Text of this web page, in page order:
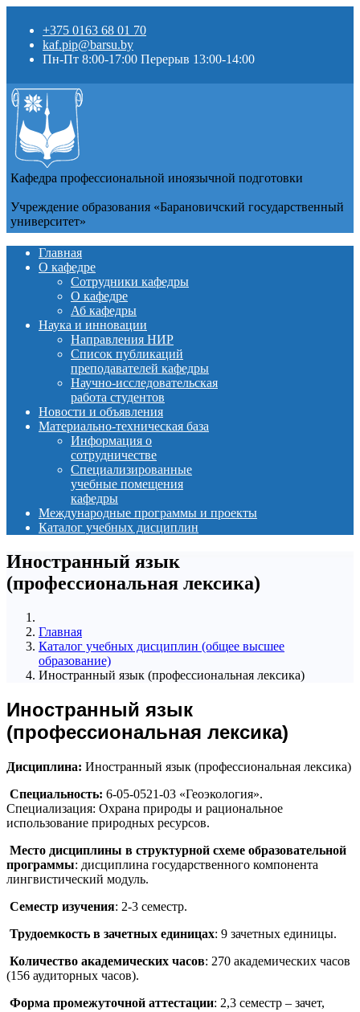
+375 0163 68 01 70
kaf.pip@barsu.by
Пн-Пт 8:00-17:00 Перерыв 13:00-14:00
Кафедра профессиональной иноязычной подготовки
Учреждение образования «Барановичский государственный
университет»
Главная
О кафедре
Сотрудники кафедры
О кафедре
Аб кафедры
Наука и инновации
Направления НИР
Список публикаций
преподавателей кафедры
Научно-исследовательская
работа студентов
Новости и объявления
Материально-техническая база
Информация о
сотрудничестве
Специализированные
учебные помещения
кафедры
Международные программы и проекты
Каталог учебных дисциплин
Иностранный язык
(профессиональная лексика)
Главная
Каталог учебных дисциплин (общее высшее
образование)
Иностранный язык (профессиональная лексика)
Иностранный язык
(профессиональная лексика)
Дисциплина: Иностранный язык (профессиональная лексика)
Специальность: 6-05-0521-03 «Геоэкология».
Специализация: Охрана природы и рациональное
использование природных ресурсов.
Место дисциплины в структурной схеме образовательной
программы: дисциплина государственного компонента
лингвистический модуль.
Семестр изучения: 2-3 семестр.
Трудоемкость в зачетных единицах: 9 зачетных единицы.
Количество академических часов: 270 академических часов
(156 аудиторных часов).
Форма промежуточной аттестации: 2,3 семестр – зачет,